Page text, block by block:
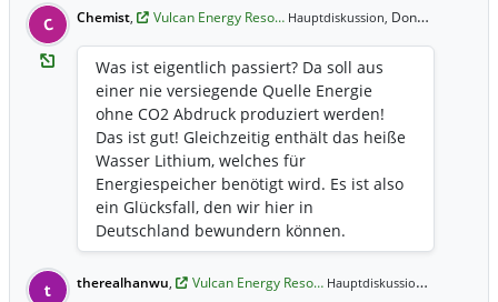
C Chemist, Vulcan Energy Reso… Hauptdiskussion, Donnerstag 14:33 Uhr
Was ist eigentlich passiert? Da soll aus
einer nie versiegende Quelle Energie
ohne CO2 Abdruck produziert werden!
Das ist gut! Gleichzeitig enthält das heiße
Wasser Lithium, welches für
Energiespeicher benötigt wird. Es ist also
ein Glücksfall, den wir hier in
Deutschland bewundern können.
Trotzdem hadern die Investoren? Ich kann
das nicht verstehen, denn das ist Zukunft
t therealhanwu, Vulcan Energy Reso… Hauptdiskussion,